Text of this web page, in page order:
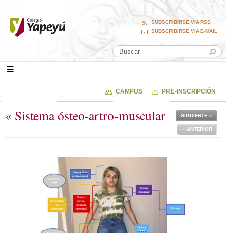
SUBSCRIBIRSE VIA RSS
SUBSCRIBIRSE VIA E-MAIL
CAMPUS PRE-INSCRIPCIÓN
« Sistema ósteo-artro-muscular SIGUIENTE »
« ANTERIOR